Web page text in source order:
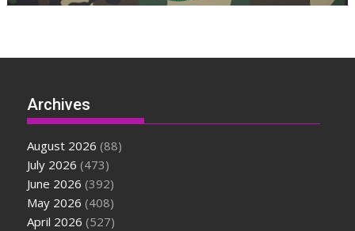
Archives
August 2026 (88)
July 2026 (473)
June 2026 (392)
May 2026 (408)
April 2026 (527)